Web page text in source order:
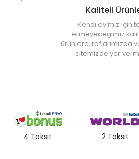
Kaliteli
Kendi evimiz için
etmeyeceğimiz
ürünlere, raflarımızda
sitemizde yer
4 Taksit 2 Taksit